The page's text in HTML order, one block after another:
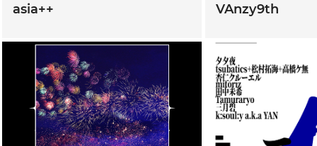
asia++
VAnzy9th